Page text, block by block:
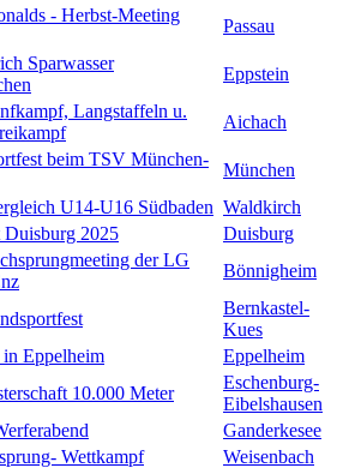
- Herbst-Meeting
Passau
Sparwasser
Eppstein
Langstaffeln u.
Aichach
beim TSV München-
München
U14-U16 Südbaden Waldkirch
Duisburg 2025
Duisburg
der LG
Bönnigheim
Bernkastel-
Kues
in Eppelheim
Eppelheim
10.000 Meter
Eschenburg-
Eibelshausen
Ganderkesee
Wettkampf
Weisenbach